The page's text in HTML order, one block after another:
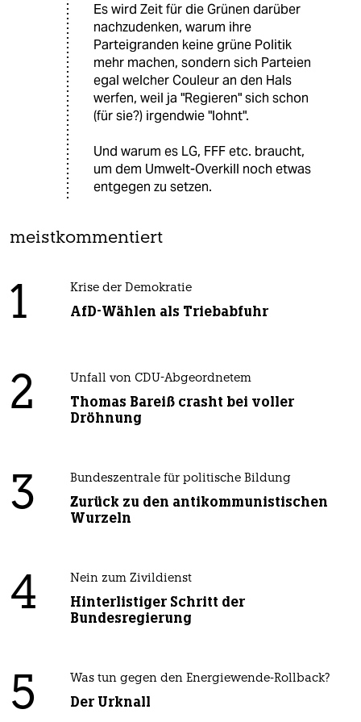
Es wird Zeit für die Grünen darüber
nachzudenken, warum ihre
Parteigranden keine grüne Politik
mehr machen, sondern sich Parteien
egal welcher Couleur an den Hals
werfen, weil ja "Regieren" sich schon
(für sie?) irgendwie "lohnt".
Und warum es LG, FFF etc. braucht,
um dem Umwelt-Overkill noch etwas
entgegen zu setzen.
meistkommentiert
1 Krise der Demokratie
AfD-Wählen als Triebabfuhr
2 Unfall von CDU-Abgeordnetem
Thomas Bareiß crasht bei voller
Dröhnung
3 Bundeszentrale für politische Bildung
Zurück zu den antikommunistischen
Wurzeln
4 Nein zum Zivildienst
Hinterlistiger Schritt der
Bundesregierung
5 Was tun gegen den Energiewende-Rollback?
Der Urknall